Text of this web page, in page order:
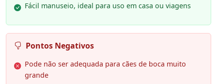
Fácil manuseio, ideal para uso em casa ou viagens
Pontos Negativos
Pode não ser adequada para cães de boca muito
grande